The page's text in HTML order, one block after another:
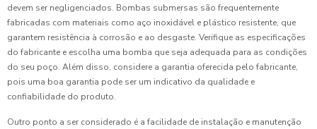
devem ser negligenciados. Bombas submersas são frequentemente
fabricadas com materiais como aço inoxidável e plástico resistente, que
garantem resistência à corrosão e ao desgaste. Verifique as especificações
do fabricante e escolha uma bomba que seja adequada para as condições
do seu poço. Além disso, considere a garantia oferecida pelo fabricante,
pois uma boa garantia pode ser um indicativo da qualidade e
confiabilidade do produto.
Outro ponto a ser considerado é a facilidade de instalação e manutenção